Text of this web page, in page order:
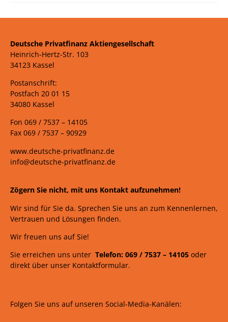
Deutsche Privatfinanz Aktiengesellschaft
Heinrich-Hertz-Str. 103
34123 Kassel
Postanschrift:
Postfach 20 01 15
34080 Kassel
Fon 069 / 7537 – 14105
Fax 069 / 7537 – 90929
www.deutsche-privatfinanz.de
info@deutsche-privatfinanz.de
Zögern Sie nicht, mit uns Kontakt aufzunehmen!
Wir sind für Sie da. Sprechen Sie uns an zum Kennenlernen,
Vertrauen und Lösungen finden.
Wir freuen uns auf Sie!
Sie erreichen uns unter Telefon: 069 / 7537 – 14105 oder
direkt über unser Kontaktformular.
Folgen Sie uns auf unseren Social-Media-Kanälen: